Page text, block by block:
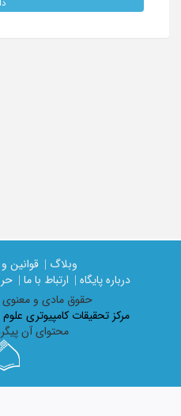
وبلاگ | قوانین و
درباره پایگاه |
ارتباط با ما |
حقوق مادی و معنوی
مرکز تحقیقات کامپیوتری
محتوای آن